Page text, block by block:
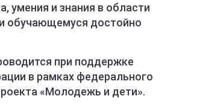
умения и знания в области
обучающемуся достойно
при поддержке
в рамках федерального
«Молодежь и дети».